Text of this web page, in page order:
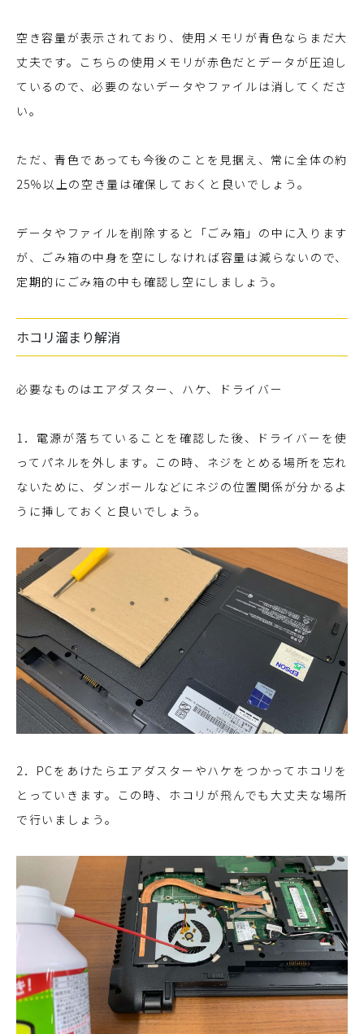
空き容量が表示されており、使用メモリが青色ならまだ大
丈夫です。こちらの使用メモリが赤色だとデータが圧迫し
ているので、必要のないデータやファイルは消してくださ
い。
ただ、青色であっても今後のことを見据え、常に全体の約
25％以上の空き量は確保しておくと良いでしょう。
データやファイルを削除すると「ごみ箱」の中に入ります
が、ごみ箱の中身を空にしなければ容量は減らないので、
定期的にごみ箱の中も確認し空にしましょう。
ホコリ溜まり解消
必要なものはエアダスター、ハケ、ドライバー
1．電源が落ちていることを確認した後、ドライバーを使
ってパネルを外します。この時、ネジをとめる場所を忘れ
ないために、ダンボールなどにネジの位置関係が分かるよ
うに挿しておくと良いでしょう。
2．PCをあけたらエアダスターやハケをつかってホコリを
とっていきます。この時、ホコリが飛んでも大丈夫な場所
で行いましょう。